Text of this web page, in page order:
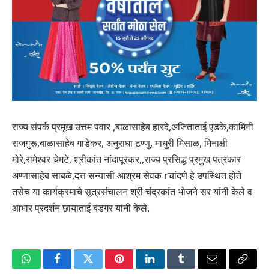
राज्य संपर्क प्रमूख उत्तम पवार ,बाळासाहेब हारदे,अजिताताई एडके,कामिनी
राजगुरू,बाळासाहेब गाडेकर, अनुराधा टण्णु, माधुरी मिसाळ, मिनाक्षी
मोरे,रामेश्वर चेमटे, श्रीकांत नांदापूरकर,,राज्य प्रसिद्ध प्रमुख पत्रकार
अण्णासाहेब साबळे,दत्त सन्यासी आश्रम सेवक rचांदणे हे उपस्थित होते
तसेच या कार्यक्रमाचे सूत्रसंचालन श्री चंद्रकांत भोजने सर यांनी केले व
आभार प्रदर्शन छायाताई बंडगर यांनी केले.
WhatsAppFacebookTwitterPinterestLinkedInTumblrEmail Copy